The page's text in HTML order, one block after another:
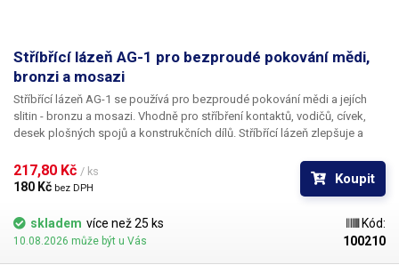
Stříbřící lázeň AG-1 pro bezproudé pokování mědi,
bronzi a mosazi
Stříbřící lázeň AG-1 se používá pro bezproudé pokování mědi a jejích
slitin - bronzu a mosazi. Vhodně pro stříbření kontaktů, vodičů, cívek,
desek plošných spojů a konstrukčních dílů. Stříbřící lázeň zlepšuje a
217,80 Kč / ks
180 Kč bez DPH
Koupit
skladem více než 25 ks
10.08.2026 může být u Vás
Kód:
100210